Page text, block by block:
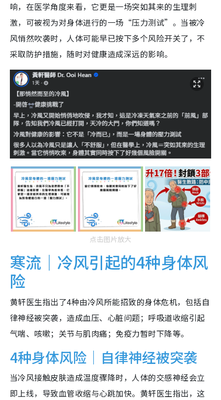
响，在医学角度来看，它更是一场突如其来的生理刺
激，可被视为对身体进行的一场“压力测试”。当被冷
风悄然吹袭时，人体可能早已按下多个风险开关了，不
采取防护措施，随时对健康造成深远的影响。
点击图片放大
寒流｜冷风引起的4种身体风
险
黄轩医生指出了4种由冷风所能招致的身体危机，包括自
律神经被突袭，造成血压、心脏问题；呼吸道收缩引起
气喘、咳嗽；关节与肌肉痛；免疫力暂时下降等。
4种身体风险｜自律神经被突袭
当冷风接触皮肤造成温度骤降时，人体的交感神经会立
即上线，导致血管收缩与心跳加快。黄轩医生指出，这